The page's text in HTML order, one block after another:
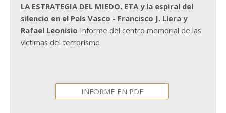
LA ESTRATEGIA DEL MIEDO. ETA y la espiral del
silencio en el País Vasco - Francisco J. Llera y
Rafael Leonisio Informe del centro memorial de las
víctimas del terrorismo
INFORME EN PDF